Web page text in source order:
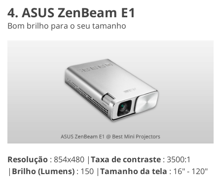
4. ASUS ZenBeam E1
Bom brilho para o seu tamanho
Resolução : 854x480 |Taxa de contraste : 3500:1
| Brilho (Lumens) : 150 |Tamanho da tela : 16" - 120"